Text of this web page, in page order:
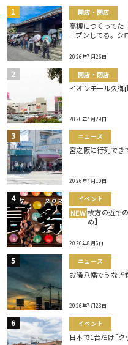
開店・閉店
高槻につくってた
ープンしてる。シ
2026年7月26日
開店・閉店
イオンモール久御
2026年7月29日
ニュース
宮之阪に行列でき
2026年7月10日
イベント
NEW 枚方の近所
め】
2026年8月6日
ニュース
お隣八幡でうなぎ
2026年7月23日
イベント
日本で1台だけ｢